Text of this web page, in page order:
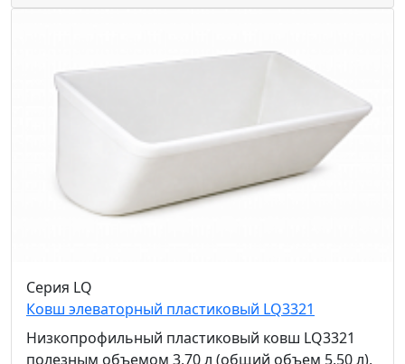
Серия LQ
Ковш элеваторный пластиковый LQ3321
Низкопрофильный пластиковый ковш LQ3321
полезным объемом 3,70 л (общий объем 5,50 л),